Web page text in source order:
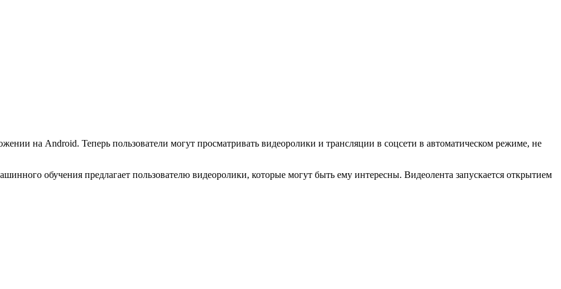
на Android. Теперь пользователи могут просматривать видеоролики и трансляции в соцсети в автоматическом режиме, не
обучения предлагает пользователю видеоролики, которые могут быть ему интересны. Видеолента запускается открытием